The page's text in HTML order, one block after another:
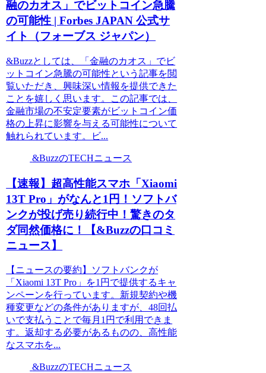
融のカオス」でビットコイン急騰
の可能性 | Forbes JAPAN 公式サ
イト（フォーブス ジャパン）
&Buzzとしては、「金融のカオス」でビ
ットコイン急騰の可能性という記事を閲
覧いただき、興味深い情報を提供できた
ことを嬉しく思います。この記事では、
金融市場の不安定要素がビットコイン価
格の上昇に影響を与える可能性について
触れられています。ビ...
&BuzzのTECHニュース
【速報】超高性能スマホ「Xiaomi
13T Pro」がなんと1円！ソフトバ
ンクが投げ売り続行中！驚きのタ
ダ同然価格に！【&Buzzの口コミ
ニュース】
【ニュースの要約】ソフトバンクが
「Xiaomi 13T Pro」を1円で提供するキャ
ンペーンを行っています。新規契約や機
種変更などの条件がありますが、48回払
いで支払うことで毎月1円で利用できま
す。返却する必要があるものの、高性能
なスマホを...
&BuzzのTECHニュース